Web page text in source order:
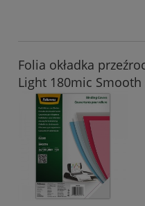
Folia okładka
Light 180mic